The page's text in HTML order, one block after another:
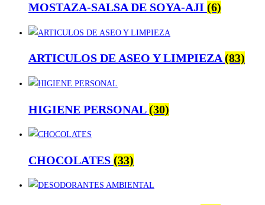
MOSTAZA-SALSA DE SOYA-AJI (6)
ARTICULOS DE ASEO Y LIMPIEZA(83)
HIGIENE PERSONAL(30)
CHOCOLATES (33)